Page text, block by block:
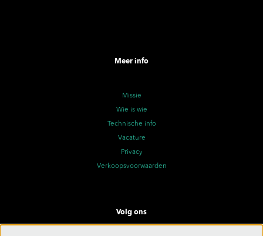
Meer info
Missie
Wie is wie
Technische info
Vacature
Privacy
Verkoopsvoorwaarden
Volg ons